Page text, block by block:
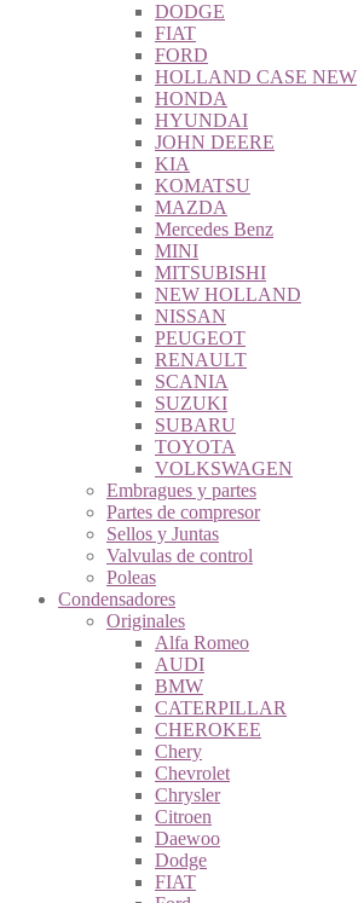
DODGE
FIAT
FORD
HOLLAND CASE NEW
HONDA
HYUNDAI
JOHN DEERE
KIA
KOMATSU
MAZDA
Mercedes Benz
MINI
MITSUBISHI
NEW HOLLAND
NISSAN
PEUGEOT
RENAULT
SCANIA
SUZUKI
SUBARU
TOYOTA
VOLKSWAGEN
Embragues y partes
Partes de compresor
Sellos y Juntas
Valvulas de control
Poleas
Condensadores
Originales
Alfa Romeo
AUDI
BMW
CATERPILLAR
CHEROKEE
Chery
Chevrolet
Chrysler
Citroen
Daewoo
Dodge
FIAT